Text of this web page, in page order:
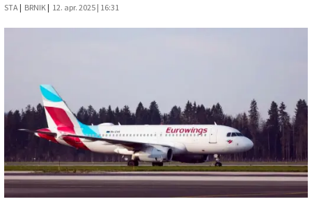
Zadruga PD
Naročnine
STA | BRNIK | 12. apr. 2025 | 16:31